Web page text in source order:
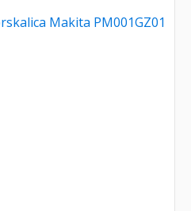
Makita PM001GZ01